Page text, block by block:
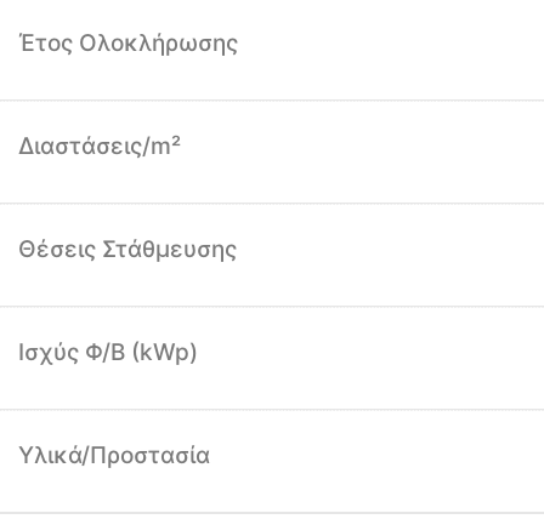
Έτος Ολοκλήρωσης
Διαστάσεις/m²
Θέσεις Στάθμευσης
Ισχύς Φ/Β (kWp)
Υλικά/Προστασία